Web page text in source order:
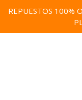
REPUESTOS 100%